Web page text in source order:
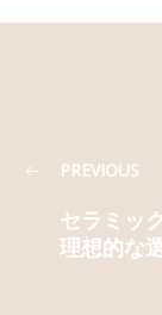
PREVIOUS
セラミッ
理想的な